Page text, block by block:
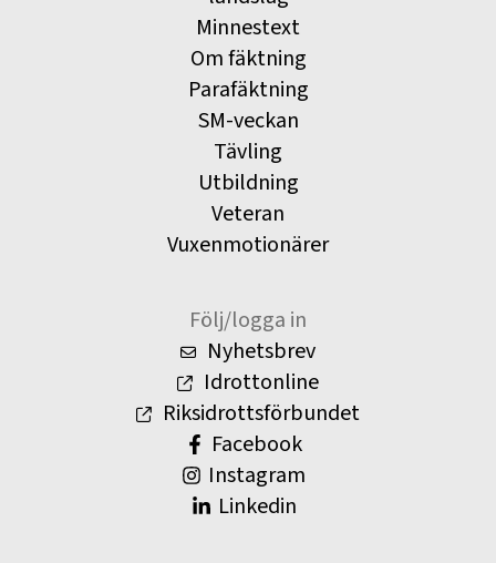
Minnestext
Om fäktning
Parafäktning
SM-veckan
Tävling
Utbildning
Veteran
Vuxenmotionärer
Följ/logga in
Nyhetsbrev
Idrottonline
Riksidrottsförbundet
Facebook
Instagram
Linkedin